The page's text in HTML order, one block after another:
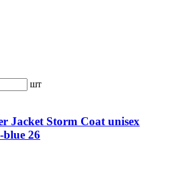
шт
Jacket Storm Coat unisex
blue 26